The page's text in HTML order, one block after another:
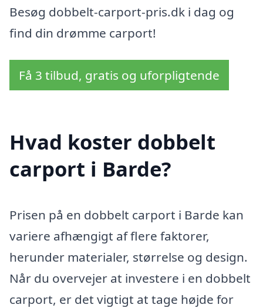
Besøg dobbelt-carport-pris.dk i dag og
find din drømme carport!
Få 3 tilbud, gratis og uforpligtende
Hvad koster dobbelt
carport i Barde?
Prisen på en dobbelt carport i Barde kan
variere afhængigt af flere faktorer,
herunder materialer, størrelse og design.
Når du overvejer at investere i en dobbelt
carport, er det vigtigt at tage højde for